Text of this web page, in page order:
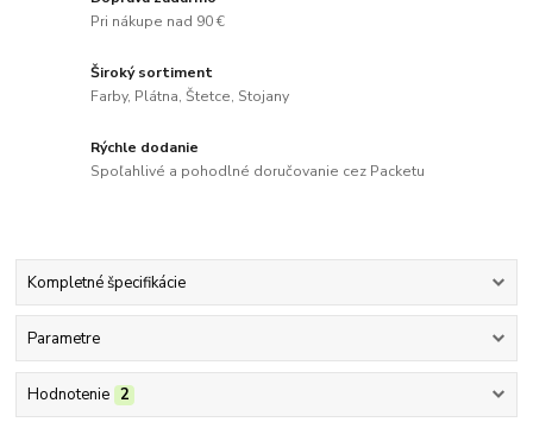
Pri nákupe nad 90 €
Široký sortiment
Farby, Plátna, Štetce, Stojany
Rýchle dodanie
Spoľahlivé a pohodlné doručovanie cez Packetu
Kompletné špecifikácie
Parametre
Hodnotenie 2